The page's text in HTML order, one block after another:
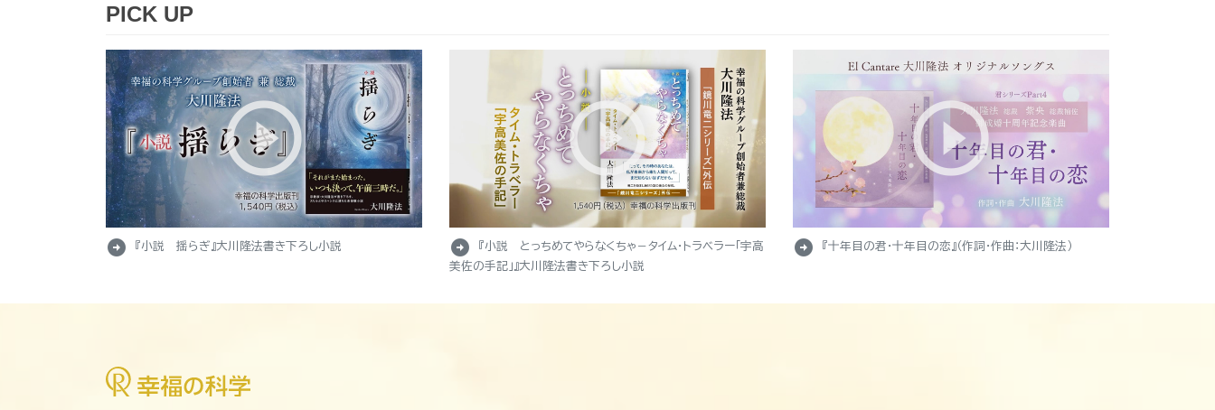
PICK UP
arrow_circle_right 『小説 揺らぎ』大川隆法書き下ろし小説 arrow_circle_right
『小説 とっちめてやらなくちゃ－タイム・トラベラー「宇高
美佐の手記」』大川隆法書き下ろし小説
arrow_circle_right 『十年目の君・十年目の恋』（作詞・作曲：大川隆法）